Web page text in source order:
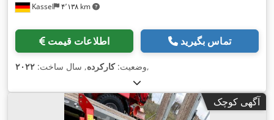
Kassel ۴٬۱۳۸ km
اطلاعات قیمت تماس بگیرید
وضعیت:کارکرده, سال ساخت: ۲۰۲۲ ,
آگهی کوچک